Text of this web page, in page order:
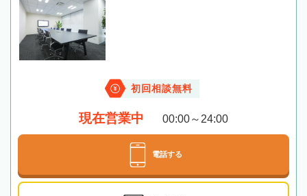
初回相談無料
現在営業中 00:00～24:00
電話する